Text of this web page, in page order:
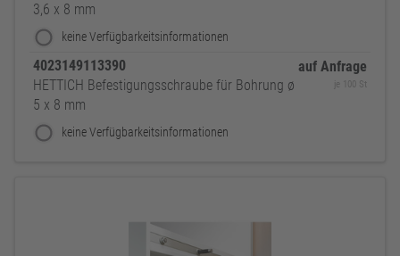
3,6 x 8 mm
keine Verfügbarkeitsinformationen
4023149113390
HETTICH Befestigungsschraube für Bohrung ø
5 x 8 mm
keine Verfügbarkeitsinformationen
auf Anfrage
je 100 St